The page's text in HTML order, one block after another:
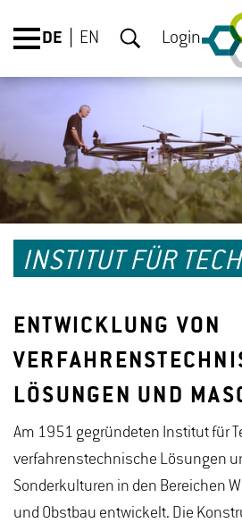
DE EN Login
INSTITUT FÜR
ENTWICKLUNG VON
LÖSUNGEN UND
Am 1951 gegründeten Institut für
verfahrenstechnische Lösungen
Sonderkulturen in den Bereichen
und Obstbau entwickelt. Die